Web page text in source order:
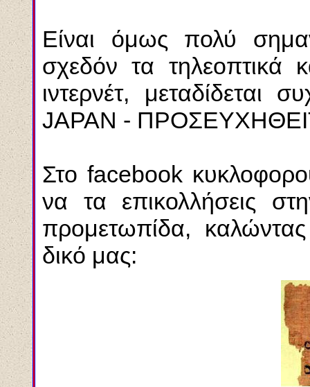
Είναι όμως πολύ
σχεδόν τα τηλεοπτικά
ιντερνέτ,
JAPAN -
Στο facebook
να τα επικολλήσεις
προμετωπίδα,
δικό μας: